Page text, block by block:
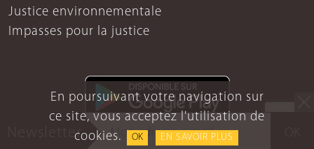
En poursuivant votre navigation sur
ce site, vous acceptez l'utilisation de
cookies.
OK EN SAVOIR PLUS
Justice environnementale
Impasses pour la justice
Newsletter